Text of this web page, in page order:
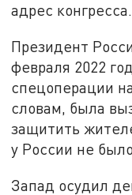
адрес конгресса.
Президент
февраля 2022
спецоперации
словам, была
защитить
у России не
Запад осудил